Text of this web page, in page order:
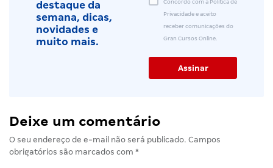
destaque da
semana, dicas,
novidades e
muito mais.
Concordo com a Política de
Privacidade e aceito
receber comunicações do
Gran Cursos Online.
Deixe um comentário
O seu endereço de e-mail não será publicado. Campos
obrigatórios são marcados com *